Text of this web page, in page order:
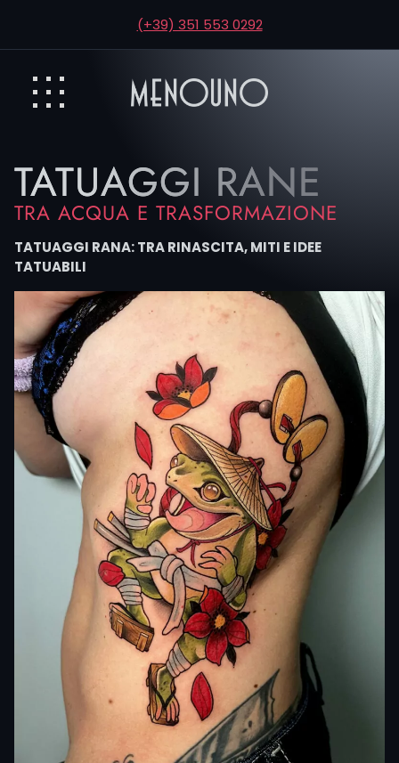
(+39) 351 553 0292
TATUAGGI RANE
TRA ACQUA E TRASFORMAZIONE
TATUAGGI RANA: TRA RINASCITA, MITI E IDEE
TATUABILI